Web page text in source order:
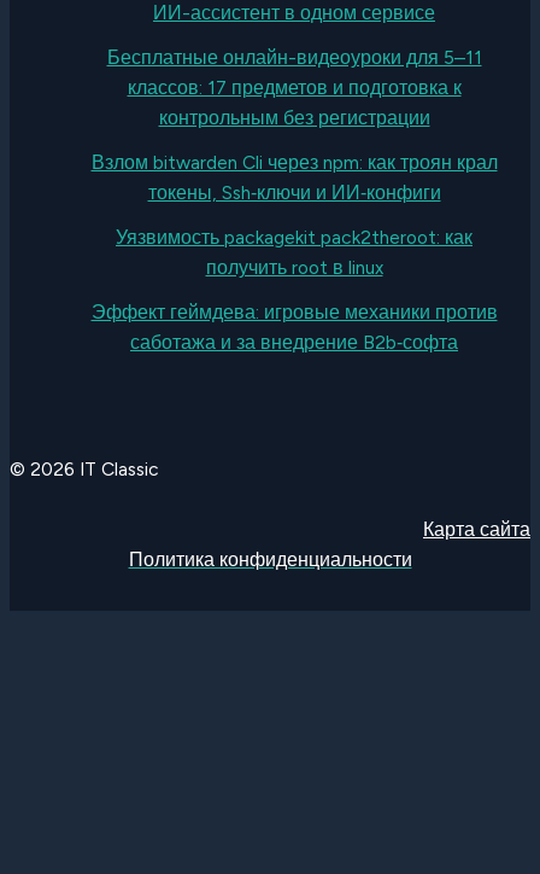
ИИ-ассистент в одном сервисе
Бесплатные онлайн-видеоуроки для 5–11
классов: 17 предметов и подготовка к
контрольным без регистрации
Взлом bitwarden Cli через npm: как троян крал
токены, Ssh‑ключи и ИИ‑конфиги
Уязвимость packagekit pack2theroot: как
получить root в linux
Эффект геймдева: игровые механики против
саботажа и за внедрение B2b‑софта
© 2026 IT Classic
Карта сайта
Политика конфиденциальности